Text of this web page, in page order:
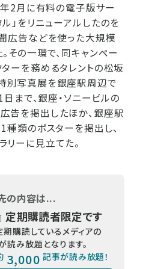
2月に有料の電子版サー
」をリニューアルしたのを
広告などを使った大規模
その一環で、同キャンペー
ーを務めるタレントの松坂
別写真展を銀座駅周辺で
まで、銀座・ソニービルの
告を掲出したほか、銀座駅
類のポスターを掲出し、
ーに見立てた。
の内容は...
定期購読者限定です
期購読しているメディアの
読み放題となります。
3,000 記事が読み放題！